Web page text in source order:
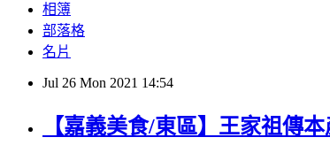
相簿
部落格
名片
Jul 26 Mon 2021 14:54
【嘉義美食/東區】王家祖傳